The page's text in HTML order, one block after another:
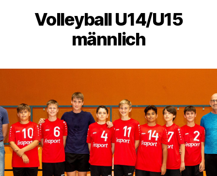
Volleyball U14/U15
männlich